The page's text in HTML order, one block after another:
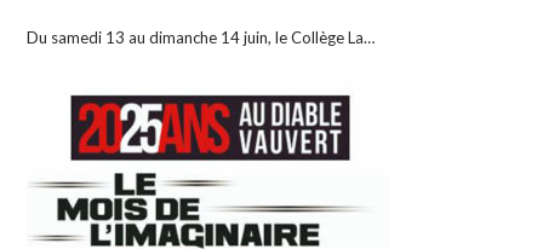
Du samedi 13 au dimanche 14 juin, le Collège La…